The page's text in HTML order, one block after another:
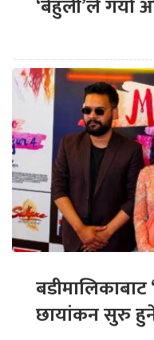
‘बेहुली’ले
छायांकन सुरु